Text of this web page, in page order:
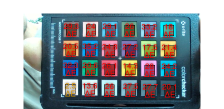
29.3
∆E
24
∆E
29.1
∆E
26
∆E
33.2
∆E
18
∆E
20.5
∆E
35.2
∆E
24.8
∆E
27.2
∆E
17.5
∆E
21.4
∆E
32.3
∆E
20.6
∆E
26.1
∆E
14.3
∆E
28
∆E
24.2
∆E
2.5
∆E
13.6
∆E
26
∆E
27.5
∆E
27.7
∆E
20.1
∆E